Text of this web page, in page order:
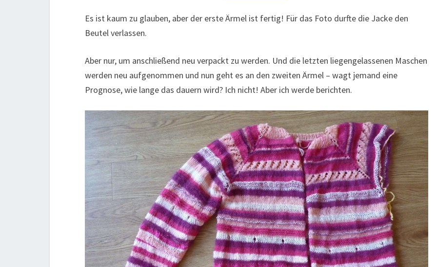
Es ist kaum zu glauben, aber der erste Ärmel ist fertig! Für das Foto durfte die Jacke den
Beutel verlassen.
Aber nur, um anschließend neu verpackt zu werden. Und die letzten liegengelassenen Maschen
werden neu aufgenommen und nun geht es an den zweiten Ärmel – wagt jemand eine
Prognose, wie lange das dauern wird? Ich nicht! Aber ich werde berichten.